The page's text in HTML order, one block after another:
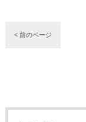
< 前のページ